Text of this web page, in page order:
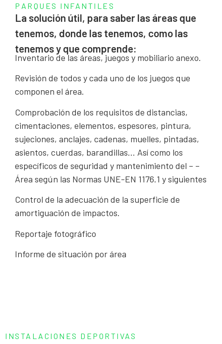
PARQUES INFANTILES
La solución útil, para saber las áreas que
tenemos, donde las tenemos, como las
tenemos y que comprende:
Inventario de las áreas, juegos y mobiliario anexo.
Revisión de todos y cada uno de los juegos que
componen el área.
Comprobación de los requisitos de distancias,
cimentaciones, elementos, espesores, pintura,
sujeciones, anclajes, cadenas, muelles, pintadas,
asientos, cuerdas, barandillas… Así como los
específicos de seguridad y mantenimiento del – –
Área según las Normas UNE-EN 1176.1 y siguientes
Control de la adecuación de la superficie de
amortiguación de impactos.
Reportaje fotográfico
Informe de situación por área
INSTALACIONES DEPORTIVAS